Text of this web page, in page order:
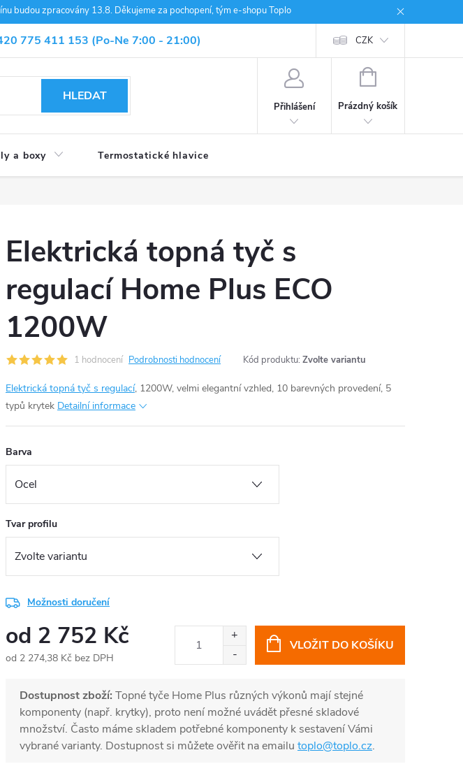
budou zpracovány 13.8. Děkujeme za pochopení, tým e-shopu Toplo
775 411 153 (Po-Ne 7:00 - 21:00) CZK
HLEDAT
Přihlášení
NÁKUPNÍ
Prázdný košík
a boxy Termostatické hlavice
Elektrická topná tyč s
regulací Home Plus ECO
1200W
1 hodnocení Podrobnosti hodnocení Kód produktu: Zvolte variantu
Elektrická topná tyč s regulací, 1200W, velmi elegantní vzhled, 10 barevných provedení, 5
typů krytek Detailní informace
Barva
Tvar profilu
Možnosti doručení
od 2 752 Kč
od 2 274,38 Kč bez DPH
cena:
VLOŽIT DO KOŠÍKU
Dostupnost zboží: Topné tyče Home Plus různých výkonů mají stejné
komponenty (např. krytky), proto není možné uvádět přesné skladové
množství. Často máme skladem potřebné komponenty k sestavení Vámi
vybrané varianty. Dostupnost si můžete ověřit na emailu toplo@toplo.cz.